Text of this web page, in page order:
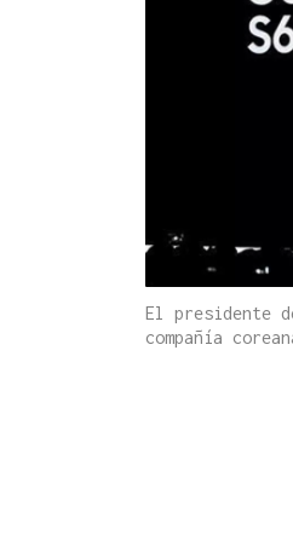
El presidente
compañía